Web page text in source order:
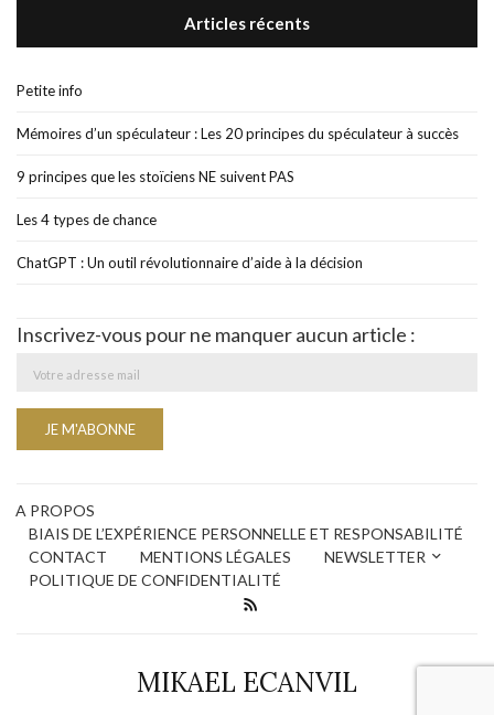
Articles récents
Petite info
Mémoires d’un spéculateur : Les 20 principes du spéculateur à succès
9 principes que les stoïciens NE suivent PAS
Les 4 types de chance
ChatGPT : Un outil révolutionnaire d’aide à la décision
Inscrivez-vous pour ne manquer aucun article :
A PROPOS
BIAIS DE L’EXPÉRIENCE PERSONNELLE ET RESPONSABILITÉ
CONTACT
MENTIONS LÉGALES
NEWSLETTER
POLITIQUE DE CONFIDENTIALITÉ
MIKAEL ECANVIL